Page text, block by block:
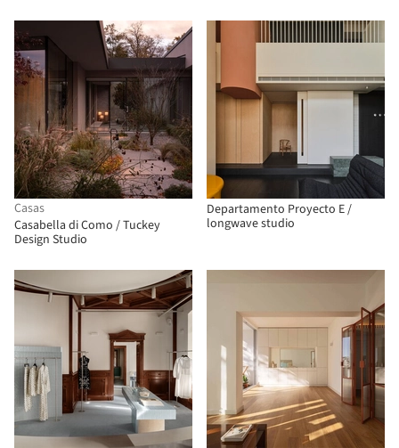
Casas
Casabella di Como / Tuckey
Design Studio
Departamento Proyecto E /
longwave studio